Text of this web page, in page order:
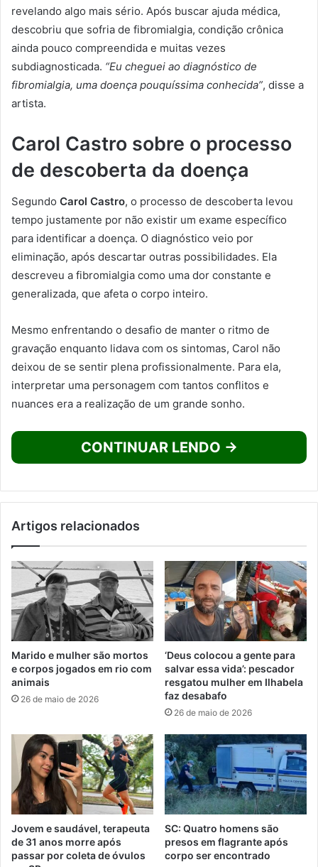
revelando algo mais sério. Após buscar ajuda médica,
descobriu que sofria de fibromialgia, condição crônica
ainda pouco compreendida e muitas vezes
subdiagnosticada. “Eu cheguei ao diagnóstico de
fibromialgia, uma doença pouquíssima conhecida”, disse a
artista.
Carol Castro sobre o processo
de descoberta da doença
Segundo Carol Castro, o processo de descoberta levou
tempo justamente por não existir um exame específico
para identificar a doença. O diagnóstico veio por
eliminação, após descartar outras possibilidades. Ela
descreveu a fibromialgia como uma dor constante e
generalizada, que afeta o corpo inteiro.
Mesmo enfrentando o desafio de manter o ritmo de
gravação enquanto lidava com os sintomas, Carol não
deixou de se sentir plena profissionalmente. Para ela,
interpretar uma personagem com tantos conflitos e
nuances era a realização de um grande sonho.
CONTINUAR LENDO →
Artigos relacionados
Marido e mulher são mortos
e corpos jogados em rio com
animais
26 de maio de 2026
‘Deus colocou a gente para
salvar essa vida’: pescador
resgatou mulher em Ilhabela
faz desabafo
26 de maio de 2026
Jovem e saudável, terapeuta
de 31 anos morre após
passar por coleta de óvulos
SC: Quatro homens são
presos em flagrante após
corpo ser encontrado